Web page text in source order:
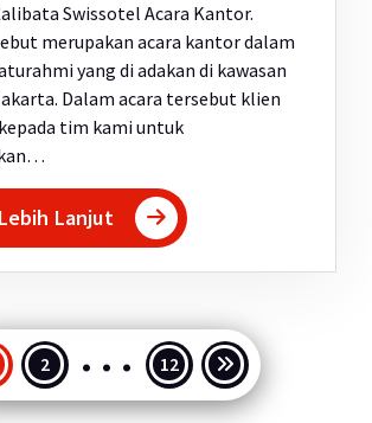
Swissotel Acara Kantor.
merupakan acara kantor dalam
yang di adakan di kawasan
Dalam acara tersebut klien
tim kami untuk
Lanjut
2 … 12